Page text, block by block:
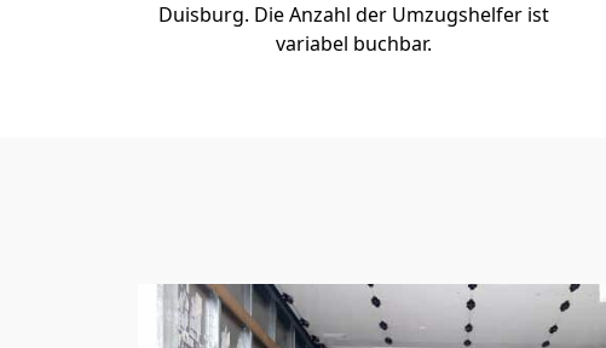
Duisburg. Die Anzahl der Umzugshelfer ist
variabel buchbar.